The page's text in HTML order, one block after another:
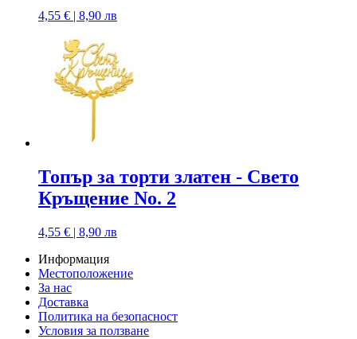
4,55 € | 8,90 лв
Топър за торти златен - Свето
Кръщение No. 2
4,55 € | 8,90 лв
Информация
Местоположение
За нас
Доставка
Политика на безопасност
Условия за ползване